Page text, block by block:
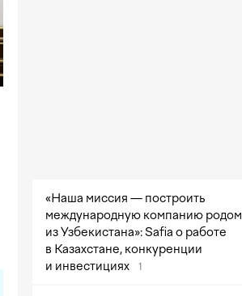
«Наша миссия — построить
международную компанию родом
из Узбекистана»: Safia о работе
в Казахстане, конкуренции
и инвестициях
1